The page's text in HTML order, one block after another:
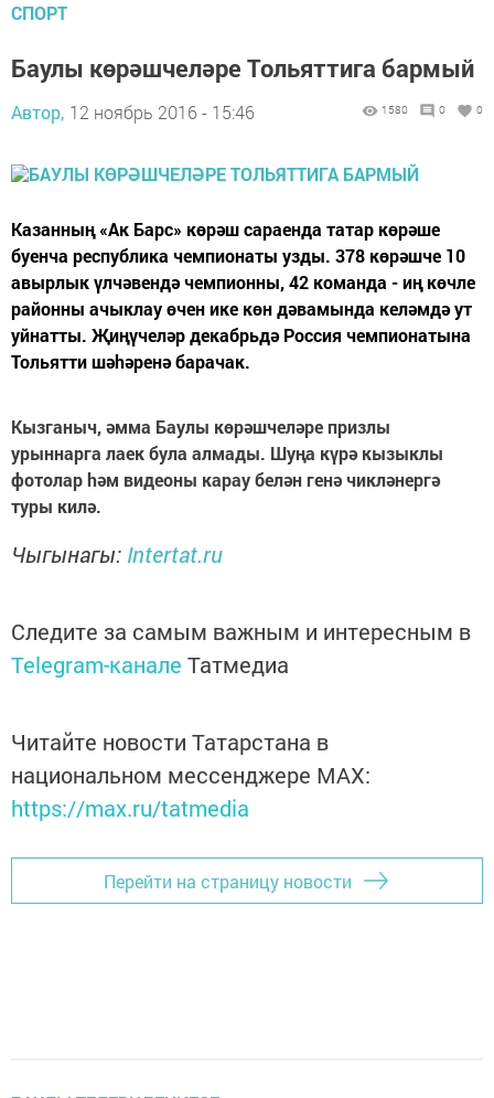
СПОРТ
Баулы кѳрәшчеләре Тольяттига бармый
Автор, 12 ноябрь 2016 - 15:46 1580 0 0
Казанның «Ак Барс» көрәш сараенда татар көрәше
буенча республика чемпионаты узды. 378 көрәшче 10
авырлык үлчәвендә чемпионны, 42 команда - иң көчле
районны ачыклау өчен ике көн дәвамында келәмдә ут
уйнатты. Җиңүчеләр декабрьдә Россия чемпионатына
Тольятти шәhәренә барачак.
Кызганыч, әмма Баулы кѳрәшчеләре призлы
урыннарга лаек була алмады. Шуңа күрә кызыклы
фотолар hәм видеоны карау белән генә чикләнергә
туры килә.
Чыгынагы: Intertat.ru
Следите за самым важным и интересным в
Telegram-канале Татмедиа
Читайте новости Татарстана в
национальном мессенджере MАХ:
https://max.ru/tatmedia
Перейти на страницу новости